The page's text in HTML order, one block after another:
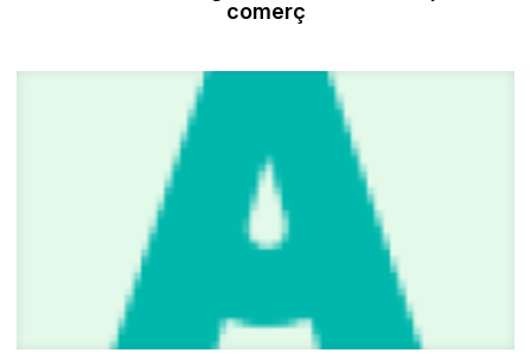
comerç